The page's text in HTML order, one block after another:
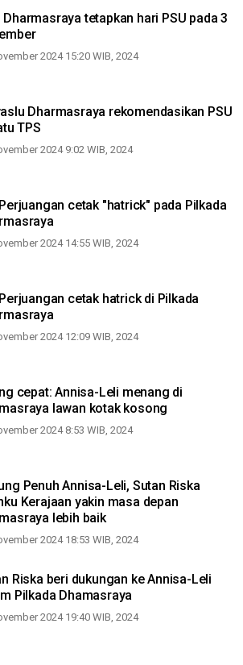
Dharmasraya tetapkan hari PSU pada 3
2024 15:20 WIB, 2024
Dharmasraya rekomendasikan PSU
TPS
2024 9:02 WIB, 2024
cetak "hatrick" pada Pilkada
2024 14:55 WIB, 2024
cetak hatrick di Pilkada
2024 12:09 WIB, 2024
cepat: Annisa-Leli menang di
lawan kotak kosong
2024 8:53 WIB, 2024
Penuh Annisa-Leli, Sutan Riska
Kerajaan yakin masa depan
lebih baik
2024 18:53 WIB, 2024
Riska beri dukungan ke Annisa-Leli
Pilkada Dhamasraya
2024 19:40 WIB, 2024